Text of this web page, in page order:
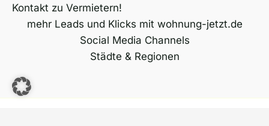
Kontakt zu Vermietern!
mehr Leads und Klicks mit wohnung-jetzt.de
Social Media Channels
Städte & Regionen